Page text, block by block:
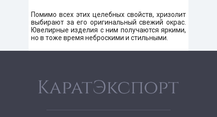
Помимо всех этих целебных свойств, хризолит
выбирают за его оригинальный свежий окрас.
Ювелирные изделия с ним получаются яркими,
но в тоже время неброскими и стильными.